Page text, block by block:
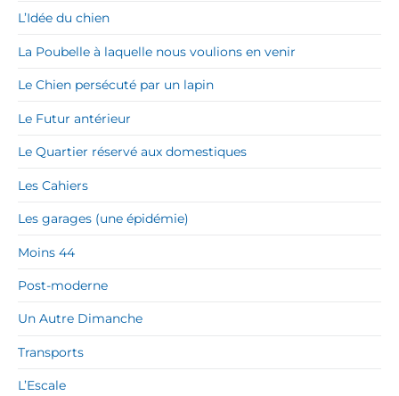
L’Idée du chien
La Poubelle à laquelle nous voulions en venir
Le Chien persécuté par un lapin
Le Futur antérieur
Le Quartier réservé aux domestiques
Les Cahiers
Les garages (une épidémie)
Moins 44
Post-moderne
Un Autre Dimanche
Transports
L’Escale